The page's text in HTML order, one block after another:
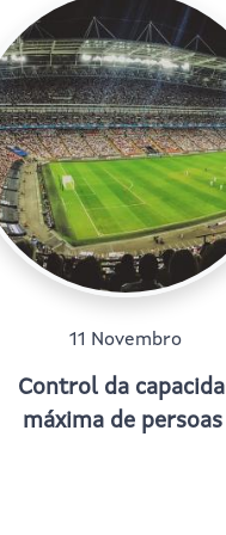
11 Novembro
Control da
máxima de persoas